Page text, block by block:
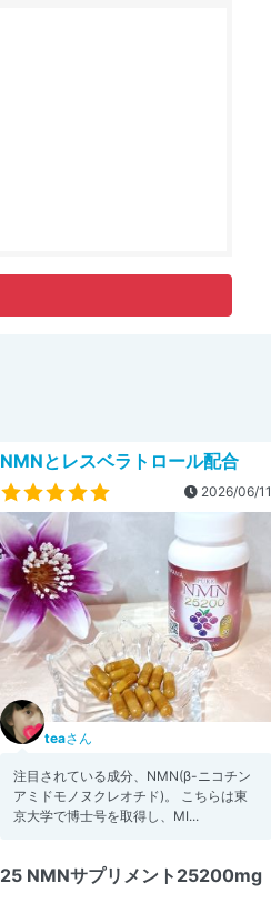
NMNとレスベラトロール配合
2026/06/11
teaさん
注目されている成分、NMN(β-ニコチン
アミドモノヌクレオチド)。 こちらは東
京大学で博士号を取得し、MI...
25 NMNサプリメント25200mg